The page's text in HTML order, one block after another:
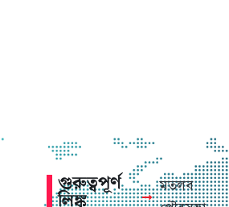
গুরুত্বপূর্ণ
লিঙ্ক
মতলব